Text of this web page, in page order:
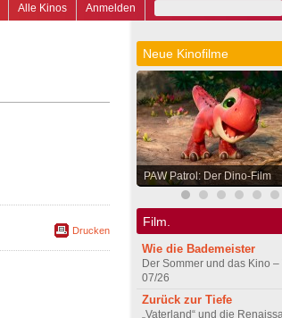
Anmelden
Alle Kinos
Drucken
Neue Kinofilme
PAW Patrol: Der Dino-Film
Film.
Wie die Bademeister
Der Sommer und das Kino –
07/26
Zurück zur Tiefe
„Vaterland“ und die